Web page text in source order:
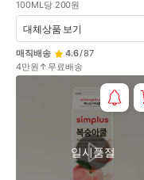
100ML당 200원
매직배송 4.6/87
4만원↑무료배송
대체상품 보기
일시품절